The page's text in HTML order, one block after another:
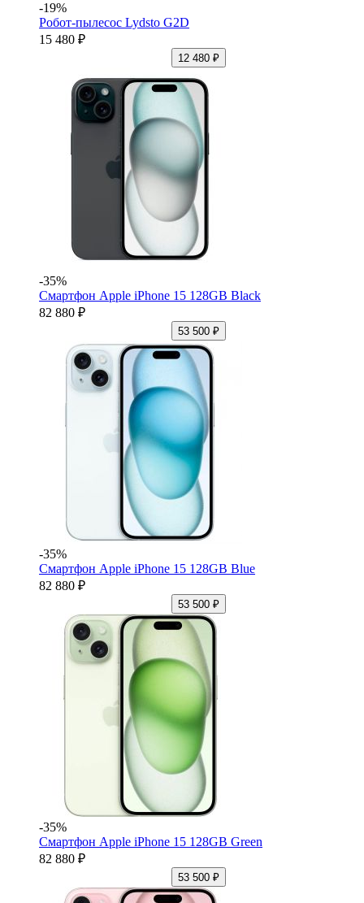
-19%
Робот-пылесос Lydsto G2D
15 480 ₽
12 480 ₽
-35%
Смартфон Apple iPhone 15 128GB Black
82 880 ₽
53 500 ₽
-35%
Смартфон Apple iPhone 15 128GB Blue
82 880 ₽
53 500 ₽
-35%
Смартфон Apple iPhone 15 128GB Green
82 880 ₽
53 500 ₽